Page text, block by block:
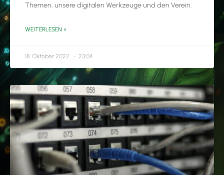
Themen, unsere digitalen Werkzeuge und den Verein.
WEITERLESEN »
18. Oktober 2022 23:04